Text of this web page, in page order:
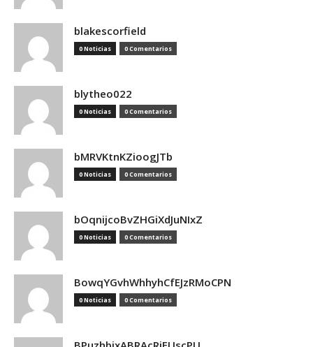
blakescorfield
0 Noticias 0 Comentarios
blytheo022
0 Noticias 0 Comentarios
bMRVKtnKZioogJTb
0 Noticias 0 Comentarios
bOqnijcoBvZHGiXdJuNIxZ
0 Noticias 0 Comentarios
BowqYGvhWhhyhCfEJzRMoCPN
0 Noticias 0 Comentarios